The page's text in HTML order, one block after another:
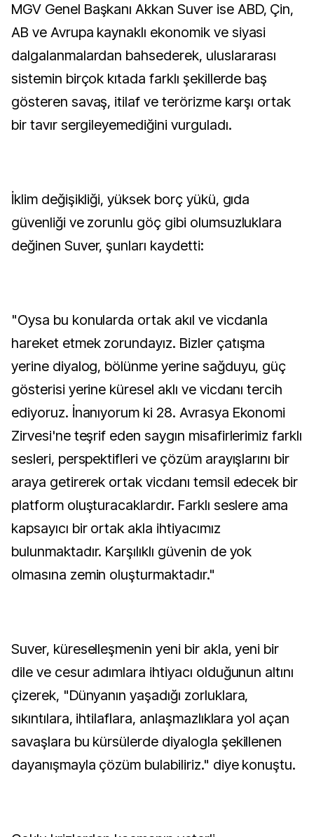
MGV Genel Başkanı Akkan Suver ise ABD, Çin,
AB ve Avrupa kaynaklı ekonomik ve siyasi
dalgalanmalardan bahsederek, uluslararası
sistemin birçok kıtada farklı şekillerde baş
gösteren savaş, itilaf ve terörizme karşı ortak
bir tavır sergileyemediğini vurguladı.
İklim değişikliği, yüksek borç yükü, gıda
güvenliği ve zorunlu göç gibi olumsuzluklara
değinen Suver, şunları kaydetti:
"Oysa bu konularda ortak akıl ve vicdanla
hareket etmek zorundayız. Bizler çatışma
yerine diyalog, bölünme yerine sağduyu, güç
gösterisi yerine küresel aklı ve vicdanı tercih
ediyoruz. İnanıyorum ki 28. Avrasya Ekonomi
Zirvesi'ne teşrif eden saygın misafirlerimiz farklı
sesleri, perspektifleri ve çözüm arayışlarını bir
araya getirerek ortak vicdanı temsil edecek bir
platform oluşturacaklardır. Farklı seslere ama
kapsayıcı bir ortak akla ihtiyacımız
bulunmaktadır. Karşılıklı güvenin de yok
olmasına zemin oluşturmaktadır."
Suver, küreselleşmenin yeni bir akla, yeni bir
dile ve cesur adımlara ihtiyacı olduğunun altını
çizerek, "Dünyanın yaşadığı zorluklara,
sıkıntılara, ihtilaflara, anlaşmazlıklara yol açan
savaşlara bu kürsülerde diyalogla şekillenen
dayanışmayla çözüm bulabiliriz." diye konuştu.